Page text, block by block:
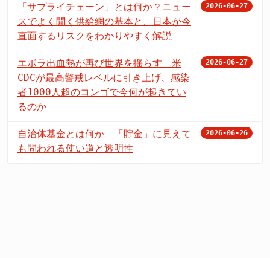
「サプライチェーン」とは何か？ニュー
スでよく聞く供給網の基本と、日本が今
直面するリスクをわかりやすく解説
2026-06-27
エボラ出血熱が再び世界を揺らす 米
CDCが最高警戒レベルに引き上げ、感染
者1000人超のコンゴで今何が起きてい
るのか
2026-06-27
自治体基金とは何か 「貯金」に見えて
も問われる使い道と透明性
2026-06-26